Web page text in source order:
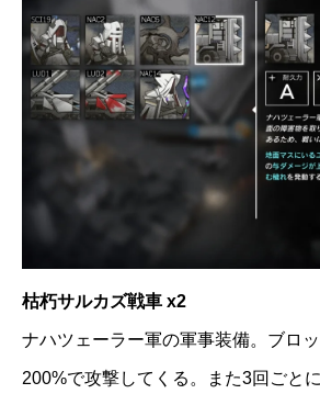
枯朽サルカズ戦車 x2
ナハツェーラー軍の軍事装備。ブロ
200%で攻撃してくる。また3回ごと